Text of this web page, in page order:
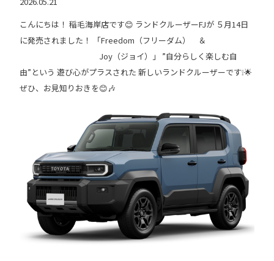
こんにちは！ 稲毛海岸店です😊 ランドクルーザーFJが ５月14日
に発売されました！ 「Freedom（フリーダム） ＆
Joy（ジョイ）」 ”自分らしく楽しむ自
由”という 遊び心がプラスされた 新しいランドクルーザーです❕🌟
ぜひ、お見知りおきを😊🎶